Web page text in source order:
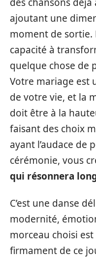
des chansons
ajoutant une
moment de sortie.
capacité à
quelque chose de
Votre mariage est
de votre vie, et la
doit être à la
faisant des choix
ayant l’audace de
cérémonie, vous
qui résonnera
C’est une danse
modernité,
morceau choisi
firmament de ce